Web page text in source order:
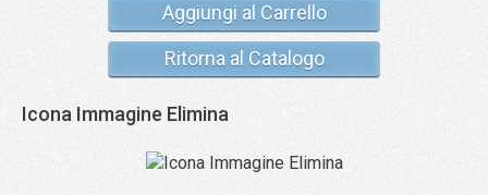
Aggiungi al Carrello
Ritorna al Catalogo
Icona Immagine Elimina